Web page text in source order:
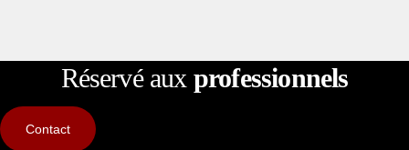
Réservé aux professionnels
Contact